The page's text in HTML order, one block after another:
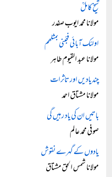
شیخ کاملؒ
مولانا محمد ایوب صفدر
اولئک آبائی فجئنی بمثلھم
مولانا عبد القیوم طاہر
چند یادیں اور تاثرات
مولانا مشتاق احمد
باتیں ان کی یاد رہیں گی
صوفی محمد عالم
یادوں کے گہرے نقوش
مولانا شمس الحق مشتاق